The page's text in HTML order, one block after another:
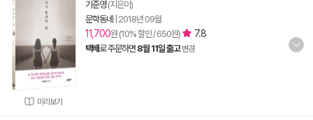
미리보기
기준영(지은이)
문학동네
2018년 09월
11,700원 (10% 할인 / 650원) 7.8
택배로 주문하면 8월 11일 출고 변경